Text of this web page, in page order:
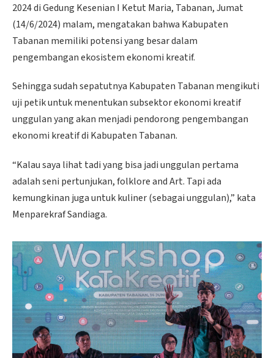
2024 di Gedung Kesenian I Ketut Maria, Tabanan, Jumat
(14/6/2024) malam, mengatakan bahwa Kabupaten
Tabanan memiliki potensi yang besar dalam
pengembangan ekosistem ekonomi kreatif.
Sehingga sudah sepatutnya Kabupaten Tabanan mengikuti
uji petik untuk menentukan subsektor ekonomi kreatif
unggulan yang akan menjadi pendorong pengembangan
ekonomi kreatif di Kabupaten Tabanan.
“Kalau saya lihat tadi yang bisa jadi unggulan pertama
adalah seni pertunjukan, folklore and Art. Tapi ada
kemungkinan juga untuk kuliner (sebagai unggulan),” kata
Menparekraf Sandiaga.